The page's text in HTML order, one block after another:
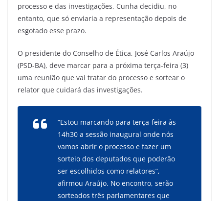
processo e das investigações, Cunha decidiu, no
entanto, que só enviaria a representação depois de
esgotado esse prazo.
O presidente do Conselho de Ética, José Carlos Araújo
(PSD-BA), deve marcar para a próxima terça-feira (3)
uma reunião que vai tratar do processo e sortear o
relator que cuidará das investigações.
“Estou marcando para terça-feira às
14h30 a sessão inaugural onde nós
vamos abrir o processo e fazer um
sorteio dos deputados que poderão
ser escolhidos como relatores”,
afirmou Araújo. No encontro, serão
sorteados três parlamentares que